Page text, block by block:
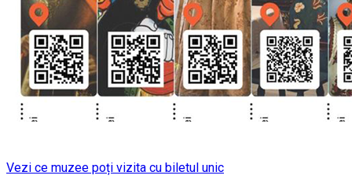
Vezi ce muzee poți vizita cu biletul unic